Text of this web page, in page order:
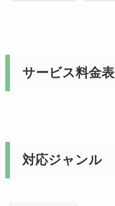
サービス料金表
対応ジャンル